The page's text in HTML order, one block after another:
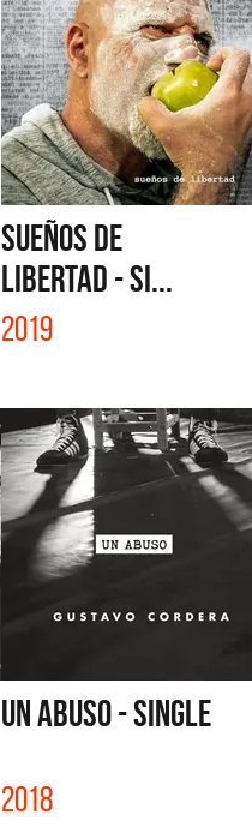
SUEÑOS DE
LIBERTAD - SI...
2019
UN ABUSO - SINGLE
2018